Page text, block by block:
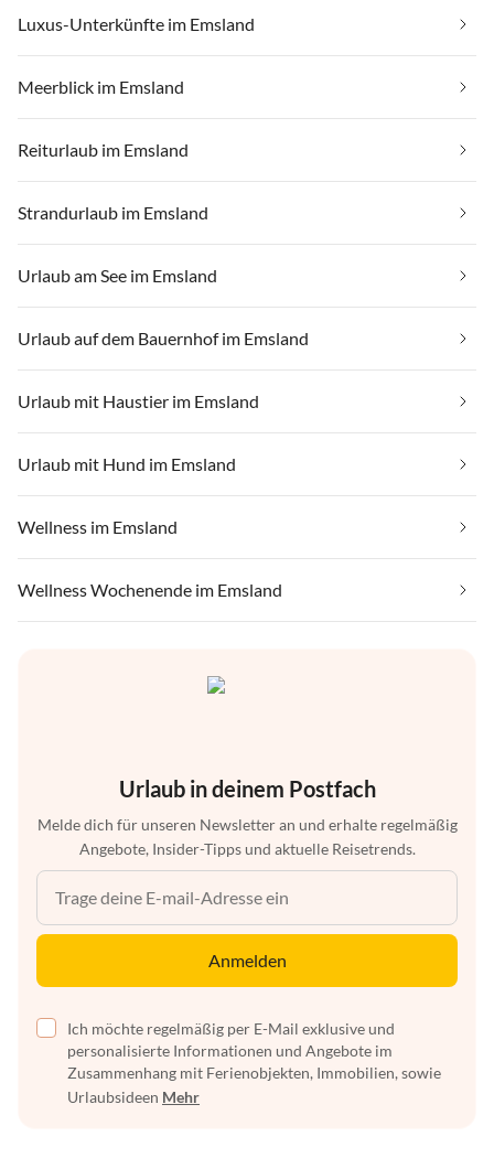
Luxus-Unterkünfte im Emsland
Meerblick im Emsland
Reiturlaub im Emsland
Strandurlaub im Emsland
Urlaub am See im Emsland
Urlaub auf dem Bauernhof im Emsland
Urlaub mit Haustier im Emsland
Urlaub mit Hund im Emsland
Wellness im Emsland
Wellness Wochenende im Emsland
Urlaub in deinem Postfach
Melde dich für unseren Newsletter an und erhalte regelmäßig
Angebote, Insider-Tipps und aktuelle Reisetrends.
Anmelden
Ich möchte regelmäßig per E-Mail exklusive und
personalisierte Informationen und Angebote im
Zusammenhang mit Ferienobjekten, Immobilien, sowie
Urlaubsideen Mehr